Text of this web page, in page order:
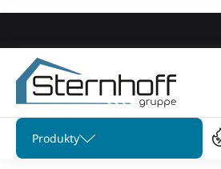
Pomiń menu
Produkty